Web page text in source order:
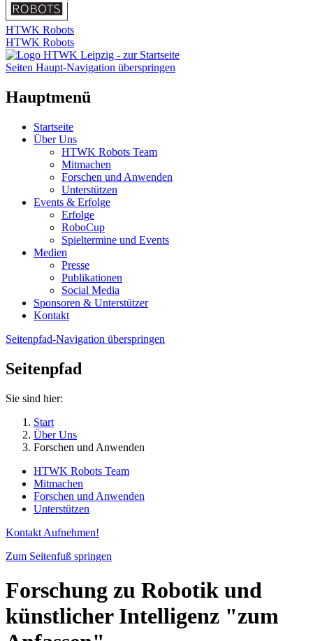
HTWK Robots
HTWK Robots
Seiten Haupt-Navigation überspringen
Hauptmenü
Startseite
Über Uns
HTWK Robots Team
Mitmachen
Forschen und Anwenden
Unterstützen
Events & Erfolge
Erfolge
RoboCup
Spieltermine und Events
Medien
Presse
Publikationen
Social Media
Sponsoren & Unterstützer
Kontakt
Seitenpfad-Navigation überspringen
Seitenpfad
Sie sind hier:
Start
Über Uns
Forschen und Anwenden
HTWK Robots Team
Mitmachen
Forschen und Anwenden
Unterstützen
Kontakt Aufnehmen!
Zum Seitenfuß springen
Forschung zu Robotik und
künstlicher Intelligenz "zum